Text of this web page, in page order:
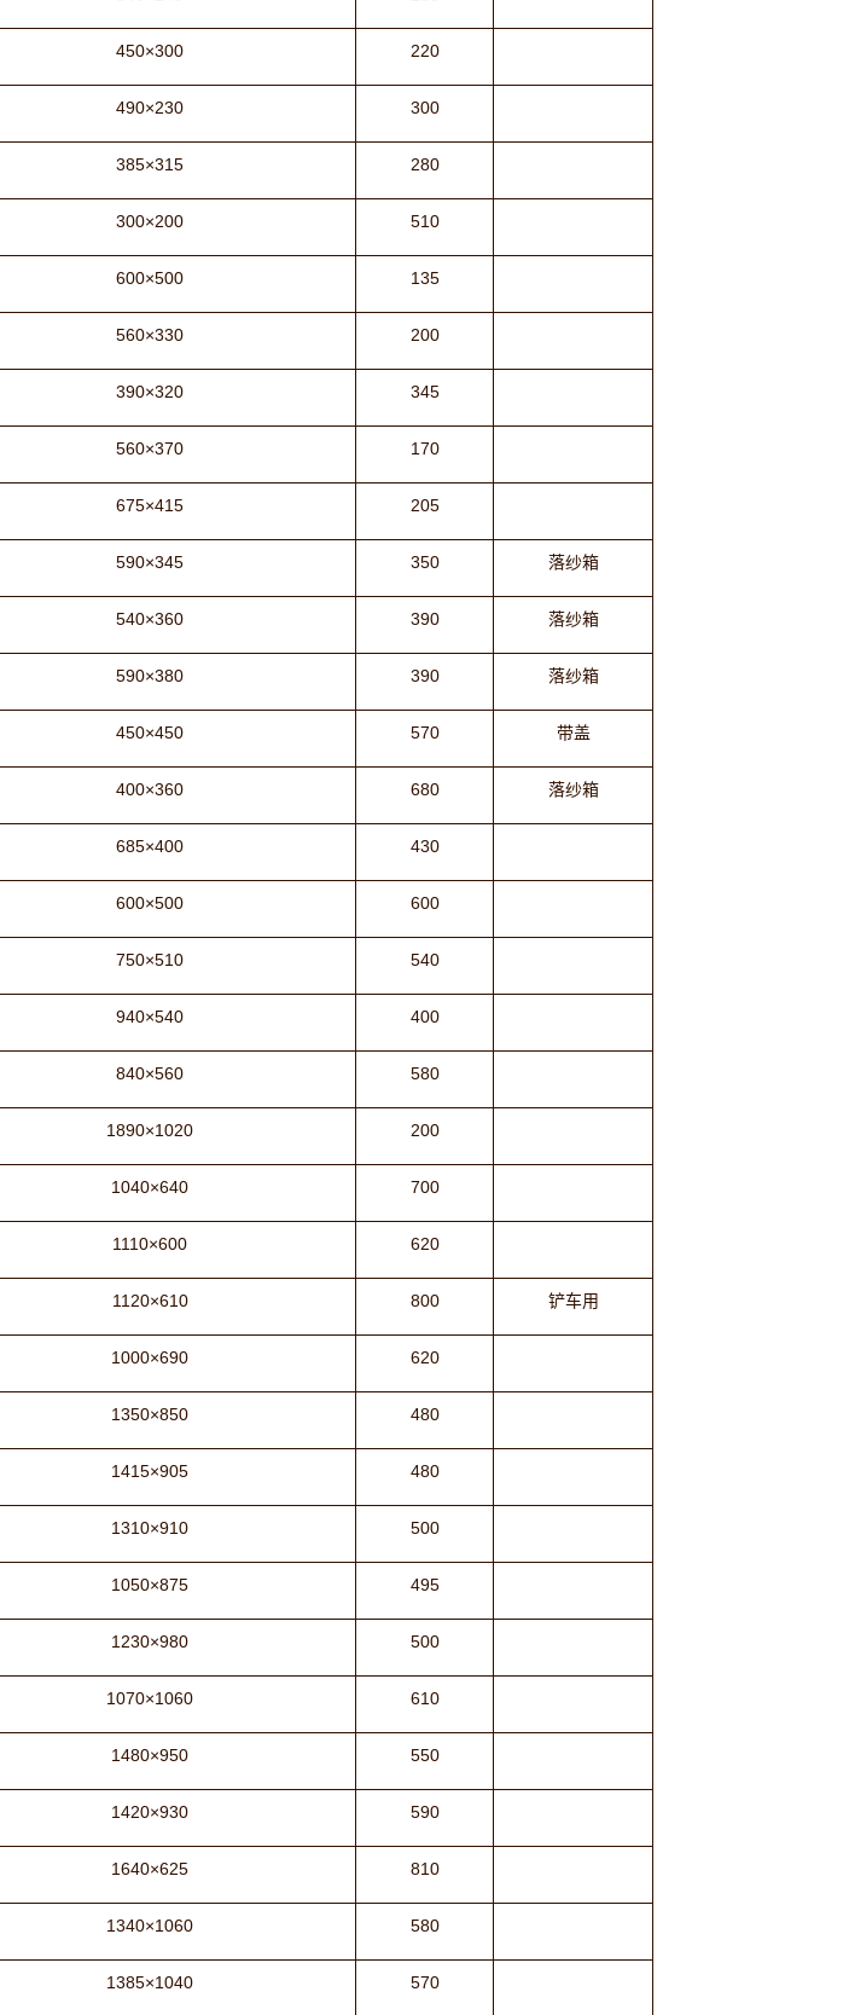
450×300 220
490×230 300
385×315 280
300×200 510
600×500 135
560×330 200
390×320 345
560×370 170
675×415 205
590×345 350 落纱箱
540×360 390 落纱箱
590×380 390 落纱箱
450×450 570 带盖
400×360 680 落纱箱
685×400 430
600×500 600
750×510 540
940×540 400
840×560 580
1890×1020 200
1040×640 700
1110×600 620
1120×610 800 铲车用
1000×690 620
1350×850 480
1415×905 480
1310×910 500
1050×875 495
1230×980 500
1070×1060 610
1480×950 550
1420×930 590
1640×625 810
1340×1060 580
1385×1040 570